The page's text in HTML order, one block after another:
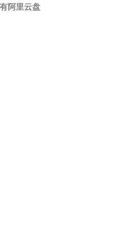
阿里云盘